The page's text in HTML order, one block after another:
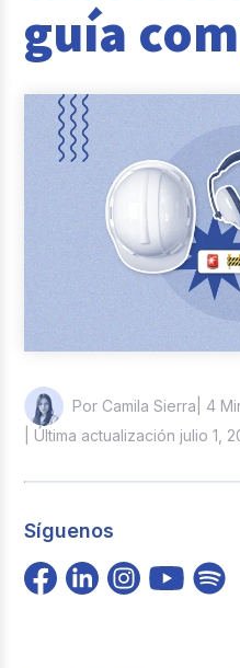
Reclutamiento y
Columna del
Entrevistas
guía
Por Camila Sierra | 4
| Última actualización julio 1,
Síguenos